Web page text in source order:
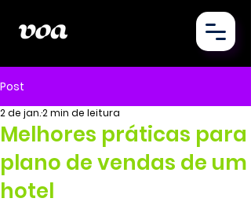
Post
Melhores práticas para
plano de vendas de um
hotel
2 de jan.2 min de leitura